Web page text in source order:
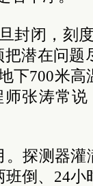
封闭，刻
潜在问题
下700米
张涛常
。探测器
倒、24